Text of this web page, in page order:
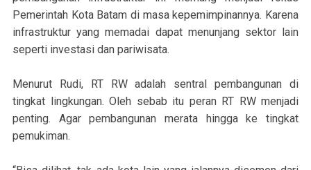
Pemerintah Kota Batam di masa kepemimpinannya. Karena
infrastruktur yang memadai dapat menunjang sektor lain
seperti investasi dan pariwisata.
Menurut Rudi, RT RW adalah sentral pembangunan di
tingkat lingkungan. Oleh sebab itu peran RT RW menjadi
penting. Agar pembangunan merata hingga ke tingkat
pemukiman.